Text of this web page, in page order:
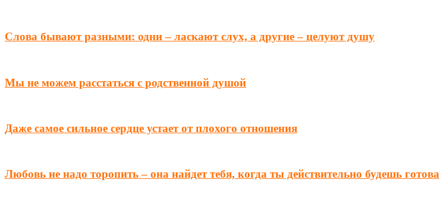
Слова бывают разными: одни – ласкают слух, а другие – целуют душу
Мы не можем расстаться с родственной душой
Даже самое сильное сердце устает от плохого отношения
Любовь не надо торопить – она найдет тебя, когда ты действительно будешь готова